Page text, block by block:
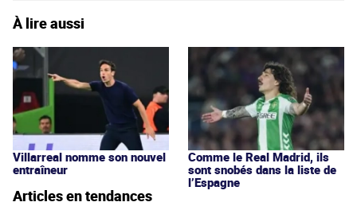
À lire aussi
Villarreal nomme son nouvel
entraîneur
Comme le Real Madrid, ils
sont snobés dans la liste de
l’Espagne
Articles en tendances